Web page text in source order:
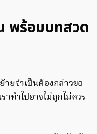
พร้อมบทสวด
ยจำเป็นต้องกล่าวขอ
ทำไปอาจไม่ถูกไม่ควร